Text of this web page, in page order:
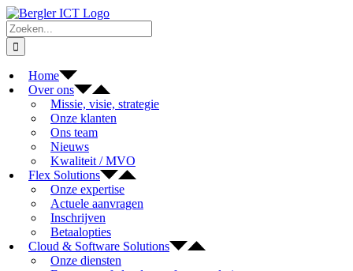
Ga
naar
inhoud
Zoeken
naar:
Home
Over ons
Missie, visie, strategie
Onze klanten
Ons team
Nieuws
Kwaliteit / MVO
Flex Solutions
Onze expertise
Actuele aanvragen
Inschrijven
Betaalopties
Cloud & Software Solutions
Onze diensten